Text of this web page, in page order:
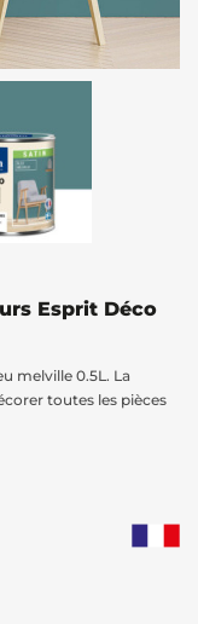
Esprit Déco
melville 0.5L. La
toutes les pièces